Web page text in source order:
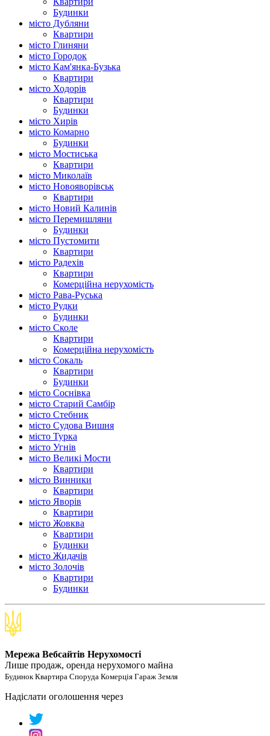
Будинки
місто Дубляни
Квартири
місто Глиняни
місто Городок
місто Кам'янка-Бузька
Квартири
місто Ходорів
Квартири
Будинки
місто Хирів
місто Комарно
Будинки
місто Мостиська
Квартири
місто Миколаїв
місто Новояворівськ
Квартири
місто Новий Калинів
місто Перемишляни
Будинки
місто Пустомити
Квартири
місто Радехів
Квартири
Комерційна нерухомість
місто Рава-Руська
місто Рудки
Будинки
місто Сколе
Квартири
Комерційна нерухомість
місто Сокаль
Квартири
Будинки
місто Соснівка
місто Старий Самбір
місто Стебник
місто Судова Вишня
місто Турка
місто Угнів
місто Великі Мости
Квартири
місто Винники
Квартири
місто Яворів
Квартири
місто Жовква
Квартири
Будинки
місто Жидачів
місто Золочів
Квартири
Будинки
Мережа Вебсайтів Нерухомості
Лише продаж, оренда нерухомого майна
Будинок Квартира Споруда Комерція Гараж Земля
Надіслати оголошення через